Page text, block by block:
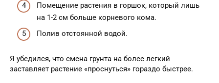
Помещение растения в горшок, который лишь
на 1-2 см больше корневого кома.
Полив отстоянной водой.
Я убедился, что смена грунта на более легкий
заставляет растение «проснуться» гораздо быстрее.